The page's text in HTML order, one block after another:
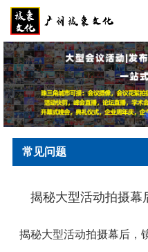
常见问题
揭秘大型活动拍摄幕
揭秘大型活动拍摄幕后，